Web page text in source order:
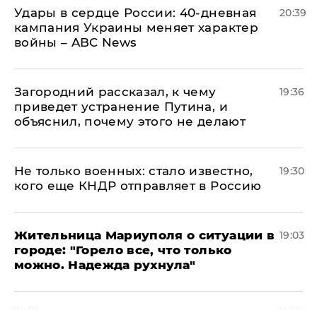
Удары в сердце России: 40-дневная
кампания Украины меняет характер
войны – ABC News
20:39
Загородний рассказал, к чему
приведет устранение Путина, и
объяснил, почему этого не делают
19:36
Не только военных: стало известно,
кого еще КНДР отправляет в Россию
19:30
Жительница Мариуполя о ситуации в
городе: "Горело все, что только
можно. Надежда рухнула"
19:03